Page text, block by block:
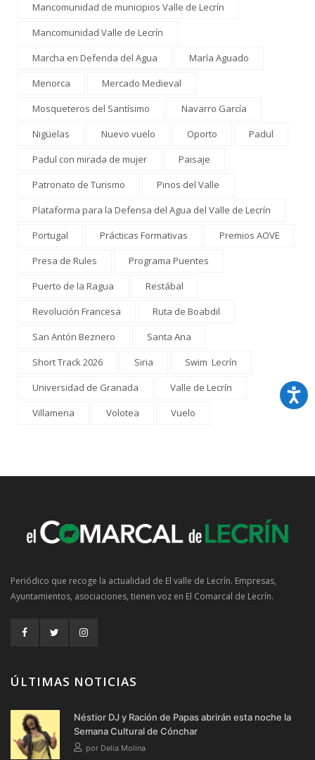
Mancomunidad de municipios Valle de Lecrín
Mancomunidad Valle de Lecrín
Marcha en Defenda del Agua
María Aguado
Menorca
Mercado Medieval
Mosqueteros del Santísimo
Navarro García
Nigüelas
Nuevo vuelo Oporto
Padul
Padul con mirada de mujer
Paisaje
Patronato de Turismo
Pinos del Valle
Plataforma para la Defensa del Agua del Valle de Lecrín
Portugal
Prácticas Formativas
Premios AOVE
Presa de Rules
Programa Puentes
Puerto de la Ragua
Restábal
Revolución Francesa
Ruta de Boabdil
San Antón Beznero
Santa Ana
Short Track 2026
Siria
Swim Lecrín
Universidad de Granada
Valle de Lecrín
Villamena
Volotea Vuelo
Periódico que recoge la actualidad de El valle de Lecrín. Empresas,
Ayuntamientos, asociaciones, tienen voz en El Comarcal de Lecrín.
ÚLTIMAS NOTICIAS
Néstior DJ y Ración de Papas abrirán esta noche la
Semana Cultural de Cónchar
por Delia Molina